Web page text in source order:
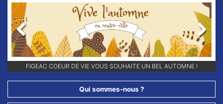
FIGEAC COEUR DE VIE VOUS SOUHAITE UN BEL AUTOMNE !
Previous Next
Qui sommes-nous ?